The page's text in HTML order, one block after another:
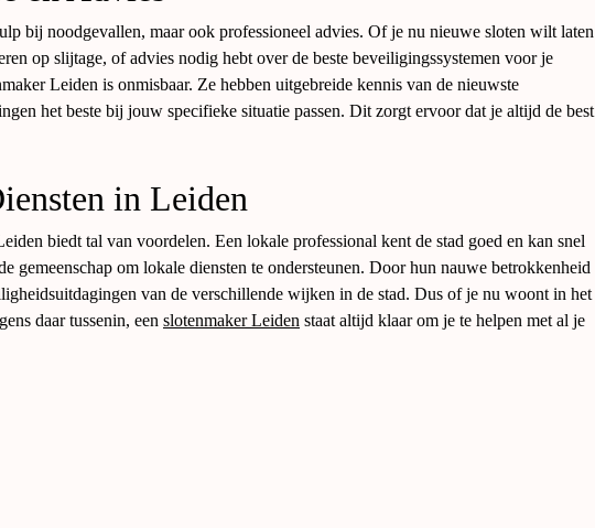
bij noodgevallen, maar ook professioneel advies. Of je nu nieuwe sloten wilt laten
op slijtage, of advies nodig hebt over de beste beveiligingssystemen voor je
Leiden is onmisbaar. Ze hebben uitgebreide kennis van de nieuwste
het beste bij jouw specifieke situatie passen. Dit zorgt ervoor dat je altijd de best
in Leiden
biedt tal van voordelen. Een lokale professional kent de stad goed en kan snel
gemeenschap om lokale diensten te ondersteunen. Door hun nauwe betrokkenheid
van de verschillende wijken in de stad. Dus of je nu woont in het
daar tussenin, een slotenmaker Leiden staat altijd klaar om je te helpen met al je